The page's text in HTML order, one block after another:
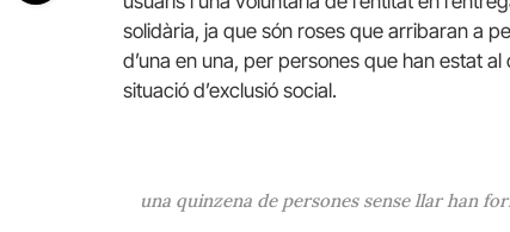
solidària, ja que són roses que arribaran a
d’una en una, per persones que han estat
situació d’exclusió social.
una quinzena de persones sense llar han